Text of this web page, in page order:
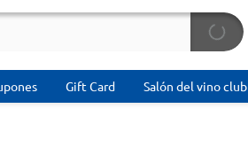
Gift Card Salón del vino club